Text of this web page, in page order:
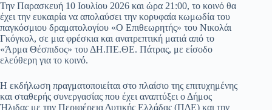
Την Παρασκευή 10 Ιουλίου 2026 και ώρα 21:00, το κοινό θα
έχει την ευκαιρία να απολαύσει την κορυφαία κωμωδία του
παγκόσμιου δραματολογίου «Ο Επιθεωρητής» του Νικολάι
Γκόγκολ, σε μια φρέσκια και ανατρεπτική ματιά από το
«Άρμα Θέσπιδος» του ΔΗ.ΠΕ.ΘΕ. Πάτρας, με είσοδο
ελεύθερη για το κοινό.
Η εκδήλωση πραγματοποιείται στο πλαίσιο της επιτυχημένης
και σταθερής συνεργασίας που έχει αναπτύξει ο Δήμος
Ήλιδας με την Περιφέρεια Δυτικής Ελλάδας (ΠΔΕ) και την